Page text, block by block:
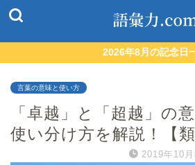
2026年8月の記念日
言葉の意味と使い方
「卓越」と「超越」の
使い分け方を解説！【類
2019年10月